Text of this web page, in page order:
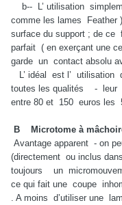
b-- L’ utilisation
comme les lames
surface du support ; de ce
parfait ( en exerçant une
garde un contact absolu
L’ idéal est l’ utilisation
toutes les qualités - leur
entre 80 et 150 euros les
B Microtome à
Avantage apparent - on
(directement ou inclus
toujours un
ce qui fait une coupe
. A moins d’utiliser une